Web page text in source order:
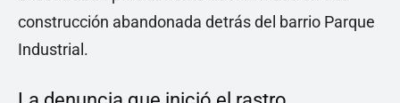
construcción abandonada detrás del barrio Parque
Industrial.